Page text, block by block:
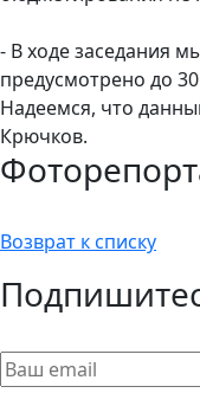
- В ходе заседания
предусмотрено до
Надеемся, что
Крючков.
Возврат к списку